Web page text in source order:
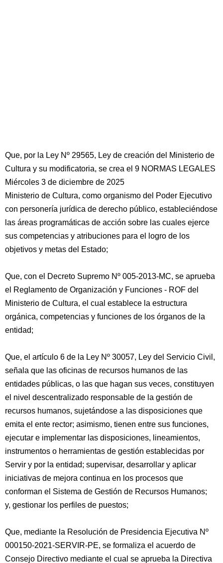
Que, por la Ley Nº 29565, Ley de creación del Ministerio de
Cultura y su modificatoria, se crea el 9 NORMAS LEGALES
Miércoles 3 de diciembre de 2025
Ministerio de Cultura, como organismo del Poder Ejecutivo
con personería jurídica de derecho público, estableciéndose
las áreas programáticas de acción sobre las cuales ejerce
sus competencias y atribuciones para el logro de los
objetivos y metas del Estado;
Que, con el Decreto Supremo Nº 005-2013-MC, se aprueba
el Reglamento de Organización y Funciones - ROF del
Ministerio de Cultura, el cual establece la estructura
orgánica, competencias y funciones de los órganos de la
entidad;
Que, el artículo 6 de la Ley Nº 30057, Ley del Servicio Civil,
señala que las oficinas de recursos humanos de las
entidades públicas, o las que hagan sus veces, constituyen
el nivel descentralizado responsable de la gestión de
recursos humanos, sujetándose a las disposiciones que
emita el ente rector; asimismo, tienen entre sus funciones,
ejecutar e implementar las disposiciones, lineamientos,
instrumentos o herramientas de gestión establecidas por
Servir y por la entidad; supervisar, desarrollar y aplicar
iniciativas de mejora continua en los procesos que
conforman el Sistema de Gestión de Recursos Humanos;
y, gestionar los perfiles de puestos;
Que, mediante la Resolución de Presidencia Ejecutiva Nº
000150-2021-SERVIR-PE, se formaliza el acuerdo de
Consejo Directivo mediante el cual se aprueba la Directiva